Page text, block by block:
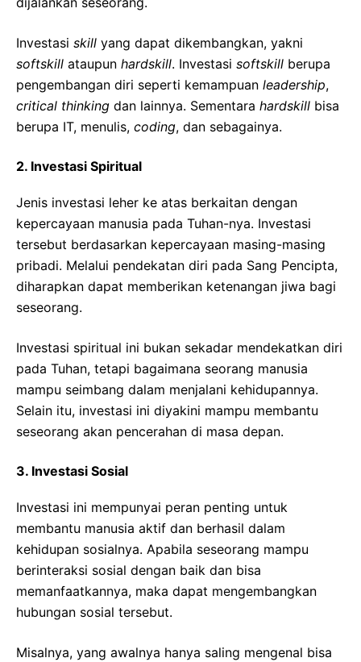
Investasi skill yang dapat dikembangkan, yakni
softskill ataupun hardskill. Investasi softskill berupa
pengembangan diri seperti kemampuan leadership,
critical thinking dan lainnya. Sementara hardskill bisa
berupa IT, menulis, coding, dan sebagainya.
2. Investasi Spiritual
Jenis investasi leher ke atas berkaitan dengan
kepercayaan manusia pada Tuhan-nya. Investasi
tersebut berdasarkan kepercayaan masing-masing
pribadi. Melalui pendekatan diri pada Sang Pencipta,
diharapkan dapat memberikan ketenangan jiwa bagi
seseorang.
Investasi spiritual ini bukan sekadar mendekatkan diri
pada Tuhan, tetapi bagaimana seorang manusia
mampu seimbang dalam menjalani kehidupannya.
Selain itu, investasi ini diyakini mampu membantu
seseorang akan pencerahan di masa depan.
3. Investasi Sosial
Investasi ini mempunyai peran penting untuk
membantu manusia aktif dan berhasil dalam
kehidupan sosialnya. Apabila seseorang mampu
berinteraksi sosial dengan baik dan bisa
memanfaatkannya, maka dapat mengembangkan
hubungan sosial tersebut.
Misalnya, yang awalnya hanya saling mengenal bisa